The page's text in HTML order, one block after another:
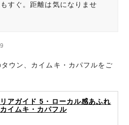
すぐ。距離は気になりませ
ウン、カイムキ・カパフルをご
アガイド 5・ローカル感あふれ
イムキ・カパフル